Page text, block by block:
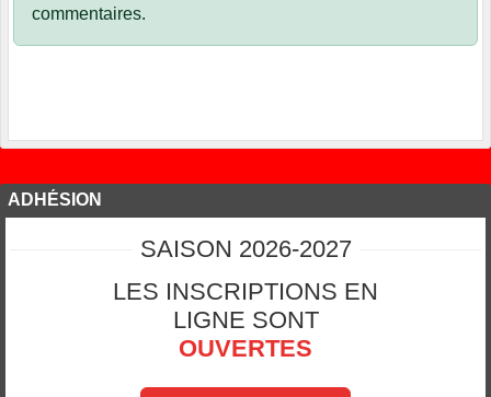
commentaires.
ADHÉSION
SAISON 2026-2027
LES INSCRIPTIONS EN
LIGNE SONT
OUVERTES